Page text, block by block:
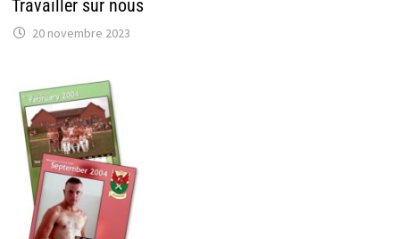
Travailler sur nous
20 novembre 2023